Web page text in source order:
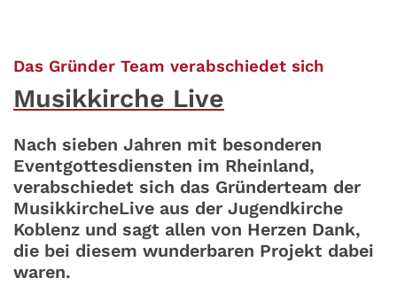
Das Gründer Team verabschiedet sich
Musikkirche Live
Nach sieben Jahren mit besonderen
Eventgottesdiensten im Rheinland,
verabschiedet sich das Gründerteam der
MusikkircheLive aus der Jugendkirche
Koblenz und sagt allen von Herzen Dank,
die bei diesem wunderbaren Projekt dabei
waren.